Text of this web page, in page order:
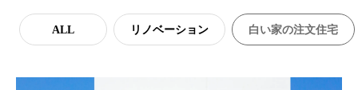
ALL リノベーション 白い家の注文住宅